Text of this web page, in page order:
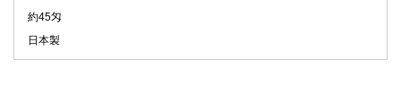
約45匁
日本製